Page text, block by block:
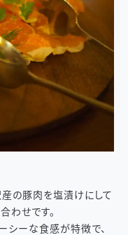
産の豚肉を塩漬けにして
わせです。
シーな食感が特徴で、